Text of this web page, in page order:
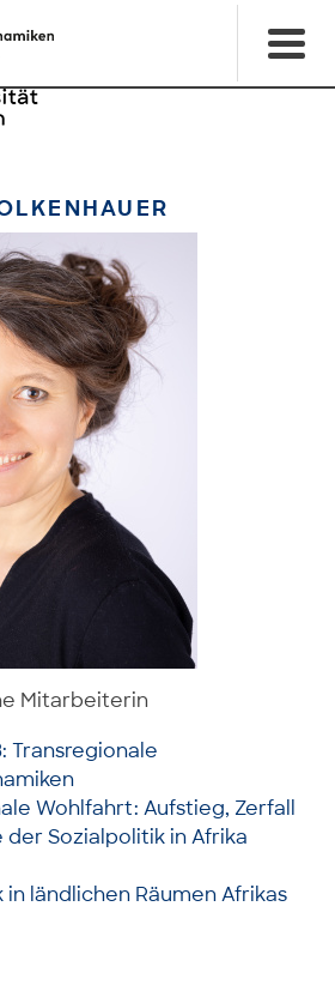
Mitarbeiterin
Transregionale
Wohlfahrt: Aufstieg, Zerfall
der Sozialpolitik in Afrika
in ländlichen Räumen Afrikas